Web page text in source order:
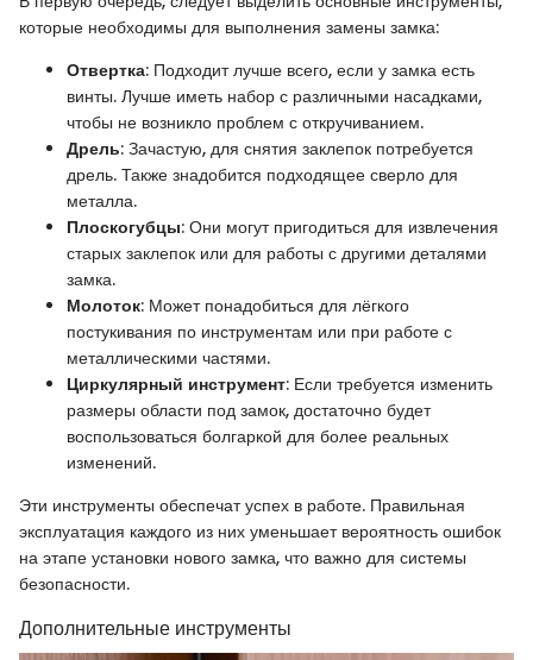
которые необходимы для выполнения замены замка:
Отвертка: Подходит лучше всего, если у замка есть
винты. Лучше иметь набор с различными насадками,
чтобы не возникло проблем с откручиванием.
Дрель: Зачастую, для снятия заклепок потребуется
дрель. Также знадобится подходящее сверло для
металла.
Плоскогубцы: Они могут пригодиться для извлечения
старых заклепок или для работы с другими деталями
замка.
Молоток: Может понадобиться для лёгкого
постукивания по инструментам или при работе с
металлическими частями.
Циркулярный инструмент: Если требуется изменить
размеры области под замок, достаточно будет
воспользоваться болгаркой для более реальных
изменений.
Эти инструменты обеспечат успех в работе. Правильная
эксплуатация каждого из них уменьшает вероятность ошибок
на этапе установки нового замка, что важно для системы
безопасности.
Дополнительные инструменты